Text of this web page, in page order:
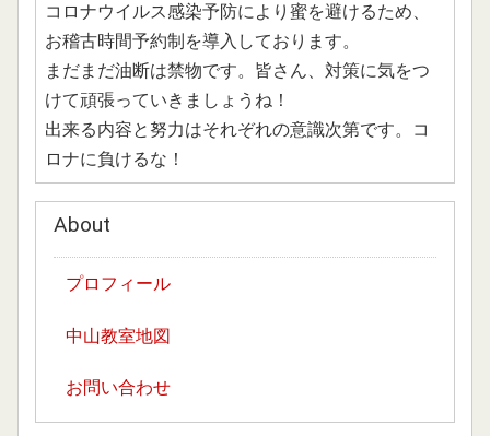
コロナウイルス感染予防により蜜を避けるため、
お稽古時間予約制を導入しております。
まだまだ油断は禁物です。皆さん、対策に気をつ
けて頑張っていきましょうね！
出来る内容と努力はそれぞれの意識次第です。コ
ロナに負けるな！
About
プロフィール
中山教室地図
お問い合わせ